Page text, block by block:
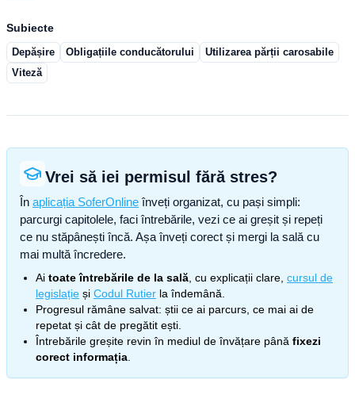
Subiecte
Depășire Obligațiile conducătorului
Utilizarea părții carosabile
Viteză
Vrei să iei permisul fără stres?
În aplicația SoferOnline înveți organizat, cu pași simpli:
parcurgi capitolele, faci întrebările, vezi ce ai greșit și repeți
ce nu stăpânești încă. Așa înveți corect și mergi la sală cu
mai multă încredere.
Ai toate întrebările de la sală , cu explicații clare, cursul de
legislație și Codul Rutier la îndemână.
Progresul rămâne salvat: știi ce ai parcurs, ce mai ai de
repetat și cât de pregătit ești.
Întrebările greșite revin în mediul de învățare până fixezi
corect informația